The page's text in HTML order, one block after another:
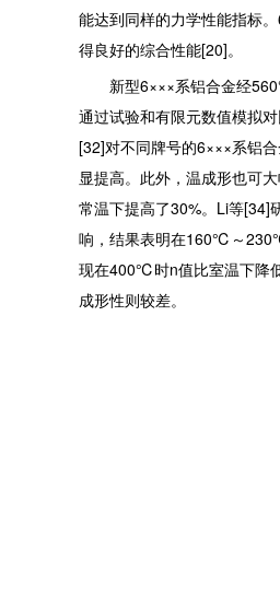
能达到同样的力学性能指标
得良好的综合性能[20]。
新型6×××系铝合金经
通过试验和有限元数值模拟
[32]对不同牌号的6×××系铝
显提高。此外，温成形也可
常温下提高了30%。Li等[34]
响，结果表明在160℃～
现在400℃时n值比室温下降
成形性则较差。